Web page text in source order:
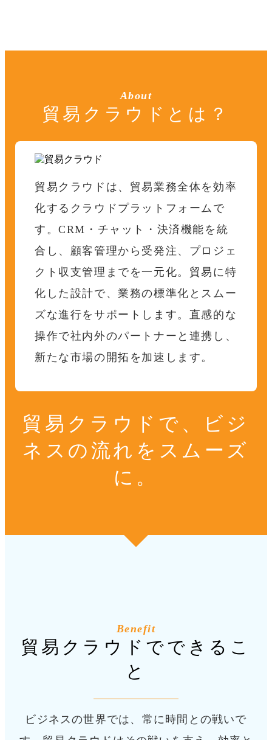
About
貿易クラウドとは？
貿易クラウドは、貿易業務全体を効率
化するクラウドプラットフォームで
す。CRM・チャット・決済機能を統
合し、顧客管理から受発注、プロジェ
クト収支管理までを一元化。 貿易に特
化した設計で、業務の標準化とスムー
ズな進行をサポートします。 直感的な
操作で社内外のパートナーと連携し、
新たな市場の開拓を加速します。
貿易クラウドで、ビジ
ネスの流れをスムーズ
に。
Benefit
貿易クラウドでできるこ
と
ビジネスの世界では、常に時間との戦いで